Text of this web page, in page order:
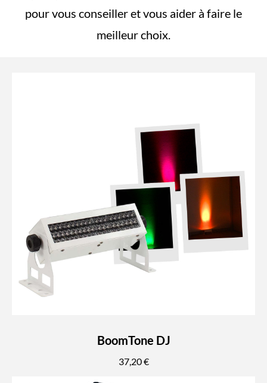
pour vous conseiller et vous aider à faire le
meilleur choix.
BoomTone DJ
37,20 €